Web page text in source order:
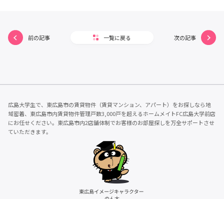
前の記事 一覧に戻る 次の記事
広島大学生で、東広島市の賃貸物件（賃貸マンション、アパート）をお探しなら地
域密着、東広島市内賃貸物件管理戸数3,000戸を超えるホームメイトFC広島大学前店
にお任せください。東広島市内2店舗体制でお客様のお部屋探しを万全サポートさせ
ていただきます。